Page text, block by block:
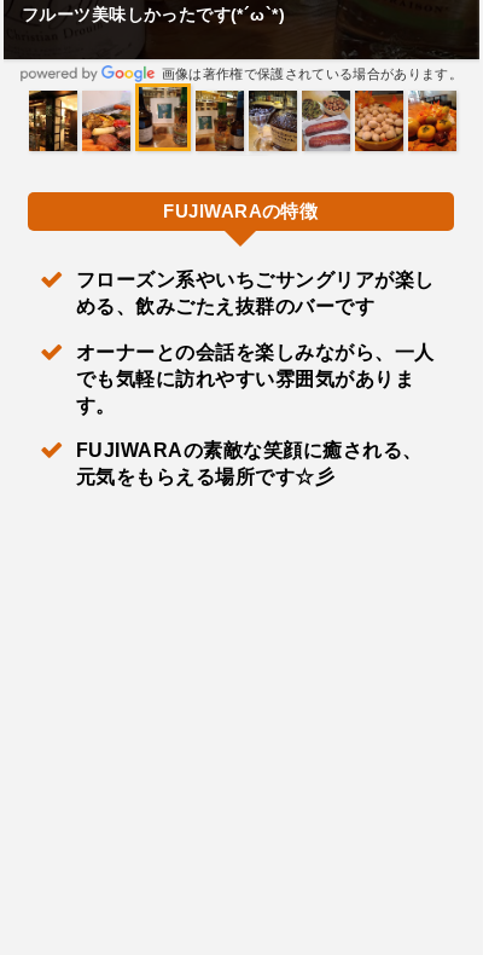
味しかったです(*´ω`*)
画像は著作権で保護されている場合があります。
FUJlWARAの特徴
フローズン系やいちごサングリアが楽し
める、飲みごたえ抜群のバーです
オーナーとの会話を楽しみながら、一人
でも気軽に訪れやすい雰囲気がありま
す。
FUJIWARAの素敵な笑顔に癒される、
元気をもらえる場所です☆彡